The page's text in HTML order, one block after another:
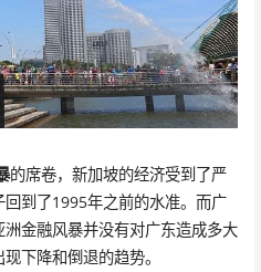
的席卷，新加坡的经济受到了严
到了1995年之前的水准。而广
金融风暴并没有对广东造成多大
下降和倒退的趋势。